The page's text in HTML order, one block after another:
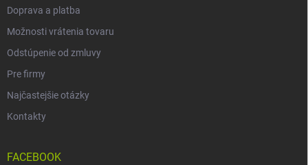
Doprava a platba
Možnosti vrátenia tovaru
Odstúpenie od zmluvy
Pre firmy
Najčastejšie otázky
Kontakty
FACEBOOK